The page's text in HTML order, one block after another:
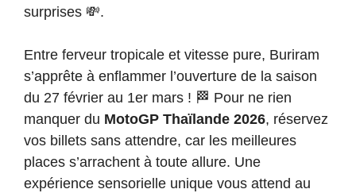
surprises 💸.
Entre ferveur tropicale et vitesse pure, Buriram
s’apprête à enflammer l’ouverture de la saison
du 27 février au 1er mars ! 🏁 Pour ne rien
manquer du MotoGP Thaïlande 2026, réservez
vos billets sans attendre, car les meilleures
places s’arrachent à toute allure. Une
expérience sensorielle unique vous attend au